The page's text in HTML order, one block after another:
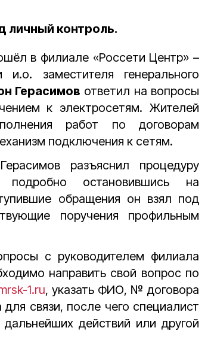
личный контроль.
в филиале «Россети Центр» –
заместителя генерального
Герасимов ответил на вопросы
к электросетям. Жителей
работ по договорам
подключения к сетям.
разъяснил процедуру
подробно остановившись на
обращения он взял под
поручения профильным
с руководителем филиала
направить свой вопрос по
1.ru, указать ФИО, № договора
связи, после чего специалист
действий или другой